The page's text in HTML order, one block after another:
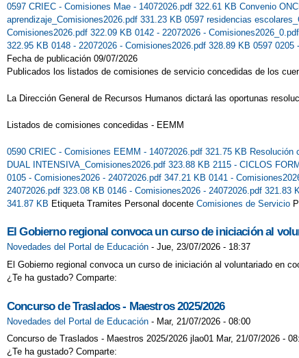
0597 CRIEC - Comisiones Mae - 14072026.pdf 322.61 KB Convenio
aprendizaje_Comisiones2026.pdf 331.23 KB 0597 residencias
Comisiones2026.pdf 322.09 KB 0142 - 22072026 -
322.95 KB 0148 - 22072026 - Comisiones2026.pdf 328.89 KB 0597 0205
Fecha de publicación 09/07/2026
Publicados los listados de comisiones de servicio concedidas de los
La Dirección General de Recursos Humanos dictará las oportunas
Listados de comisiones concedidas - EEMM
0590 CRIEC - Comisiones EEMM - 14072026.pdf 321.75 KB Resolución
DUAL INTENSIVA_Comisiones2026.pdf 323.88 KB 2115 - CICLOS
0105 - Comisiones2026 - 24072026.pdf 347.21 KB 0141 -
24072026.pdf 323.08 KB 0146 - Comisiones2026 - 24072026.pdf 321.83
341.87 KB Etiqueta Tramites Personal docente Comisiones de Servicio
El Gobierno regional convoca un curso de iniciación al
Novedades del Portal de Educación - Jue, 23/07/2026 - 18:37
El Gobierno regional convoca un curso de iniciación al voluntariado en
¿Te ha gustado? Comparte:
Concurso de Traslados - Maestros 2025/2026
Novedades del Portal de Educación - Mar, 21/07/2026 - 08:00
Concurso de Traslados - Maestros 2025/2026 jlao01 Mar, 21/07/2026 -
¿Te ha gustado? Comparte: